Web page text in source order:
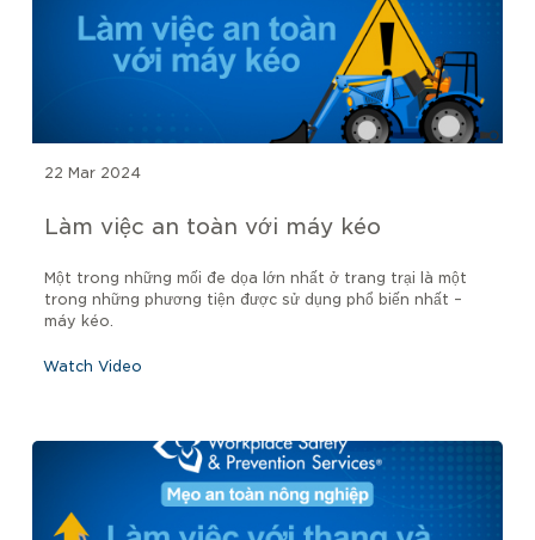
22 Mar 2024
Làm việc an toàn với máy kéo
Một trong những mối đe dọa lớn nhất ở trang trại là một
trong những phương tiện được sử dụng phổ biến nhất –
máy kéo.
Watch Video